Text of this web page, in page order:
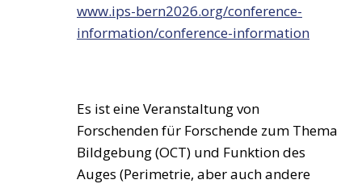
www.ips-bern2026.org/conference-
information/conference-information
Es ist eine Veranstaltung von
Forschenden für Forschende zum Thema
Bildgebung (OCT) und Funktion des
Auges (Perimetrie, aber auch andere